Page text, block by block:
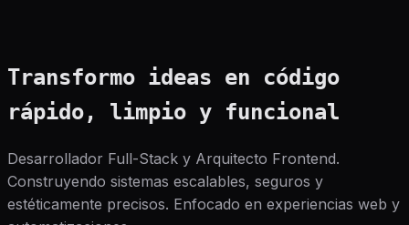
Transformo ideas en código
rápido, limpio y funcional
Desarrollador Full-Stack y Arquitecto Frontend.
Construyendo sistemas escalables, seguros y
estéticamente precisos. Enfocado en experiencias web y